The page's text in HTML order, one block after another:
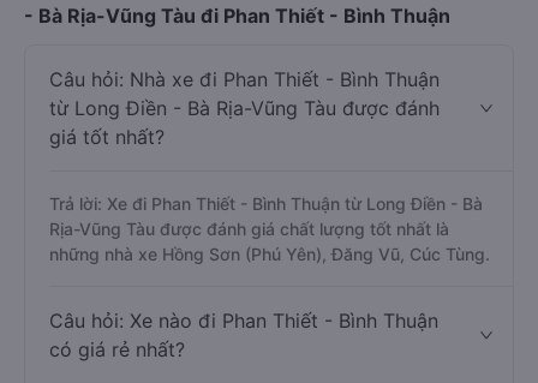
- Bà Rịa-Vũng Tàu đi Phan Thiết - Bình Thuận
Câu hỏi: Nhà xe đi Phan Thiết - Bình Thuận
từ Long Điền - Bà Rịa-Vũng Tàu được đánh
giá tốt nhất?
Trả lời: Xe đi Phan Thiết - Bình Thuận từ Long Điền - Bà
Rịa-Vũng Tàu được đánh giá chất lượng tốt nhất là
những nhà xe Hồng Sơn (Phú Yên), Đăng Vũ, Cúc Tùng.
Câu hỏi: Xe nào đi Phan Thiết - Bình Thuận
có giá rẻ nhất?